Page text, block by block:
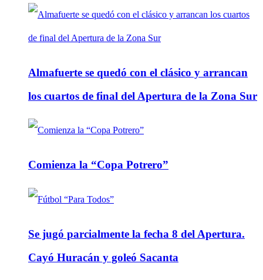
Almafuerte se quedó con el clásico y arrancan
los cuartos de final del Apertura de la Zona Sur
Comienza la “Copa Potrero”
Se jugó parcialmente la fecha 8 del Apertura.
Cayó Huracán y goleó Sacanta